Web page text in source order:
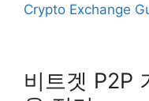
Crypto Exchange
비트겟 P2P